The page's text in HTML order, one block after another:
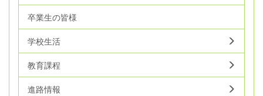
卒業生の皆様
学校生活
教育課程
進路情報